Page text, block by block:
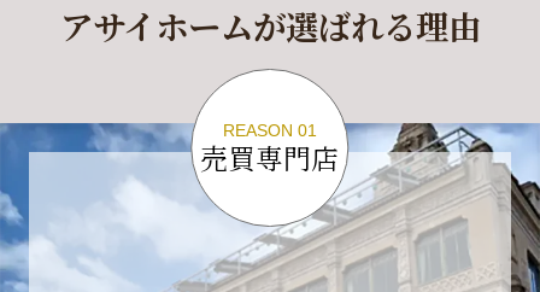
休業期間中に頂きましたお問い合わせにつきま
2026年5月7日(木)以降、順次対応させて頂きま
ご不便をおかけいたしますが、何卒ご理解の程
よろしくお願いいたします。
2026-04-17
【臨時休業のお知らせ】
アサイホームが選ばれる理由
REASON 01
売買専門店